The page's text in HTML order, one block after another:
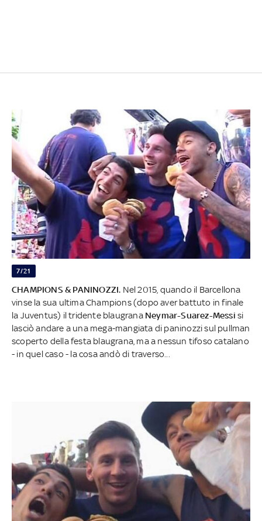
7/21
CHAMPIONS & PANINOZZI. Nel 2015, quando il Barcellona
vinse la sua ultima Champions (dopo aver battuto in finale
la Juventus) il tridente blaugrana Neymar-Suarez-Messi si
lasciò andare a una mega-mangiata di paninozzi sul pullman
scoperto della festa blaugrana, ma a nessun tifoso catalano
- in quel caso - la cosa andò di traverso...